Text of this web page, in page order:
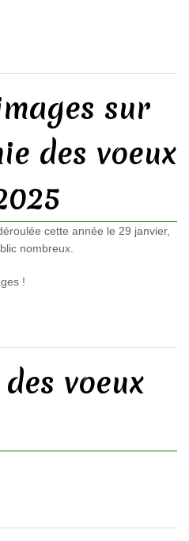
sur
des voeux
cette année le 29 janvier,
nombreux.
!
voeux